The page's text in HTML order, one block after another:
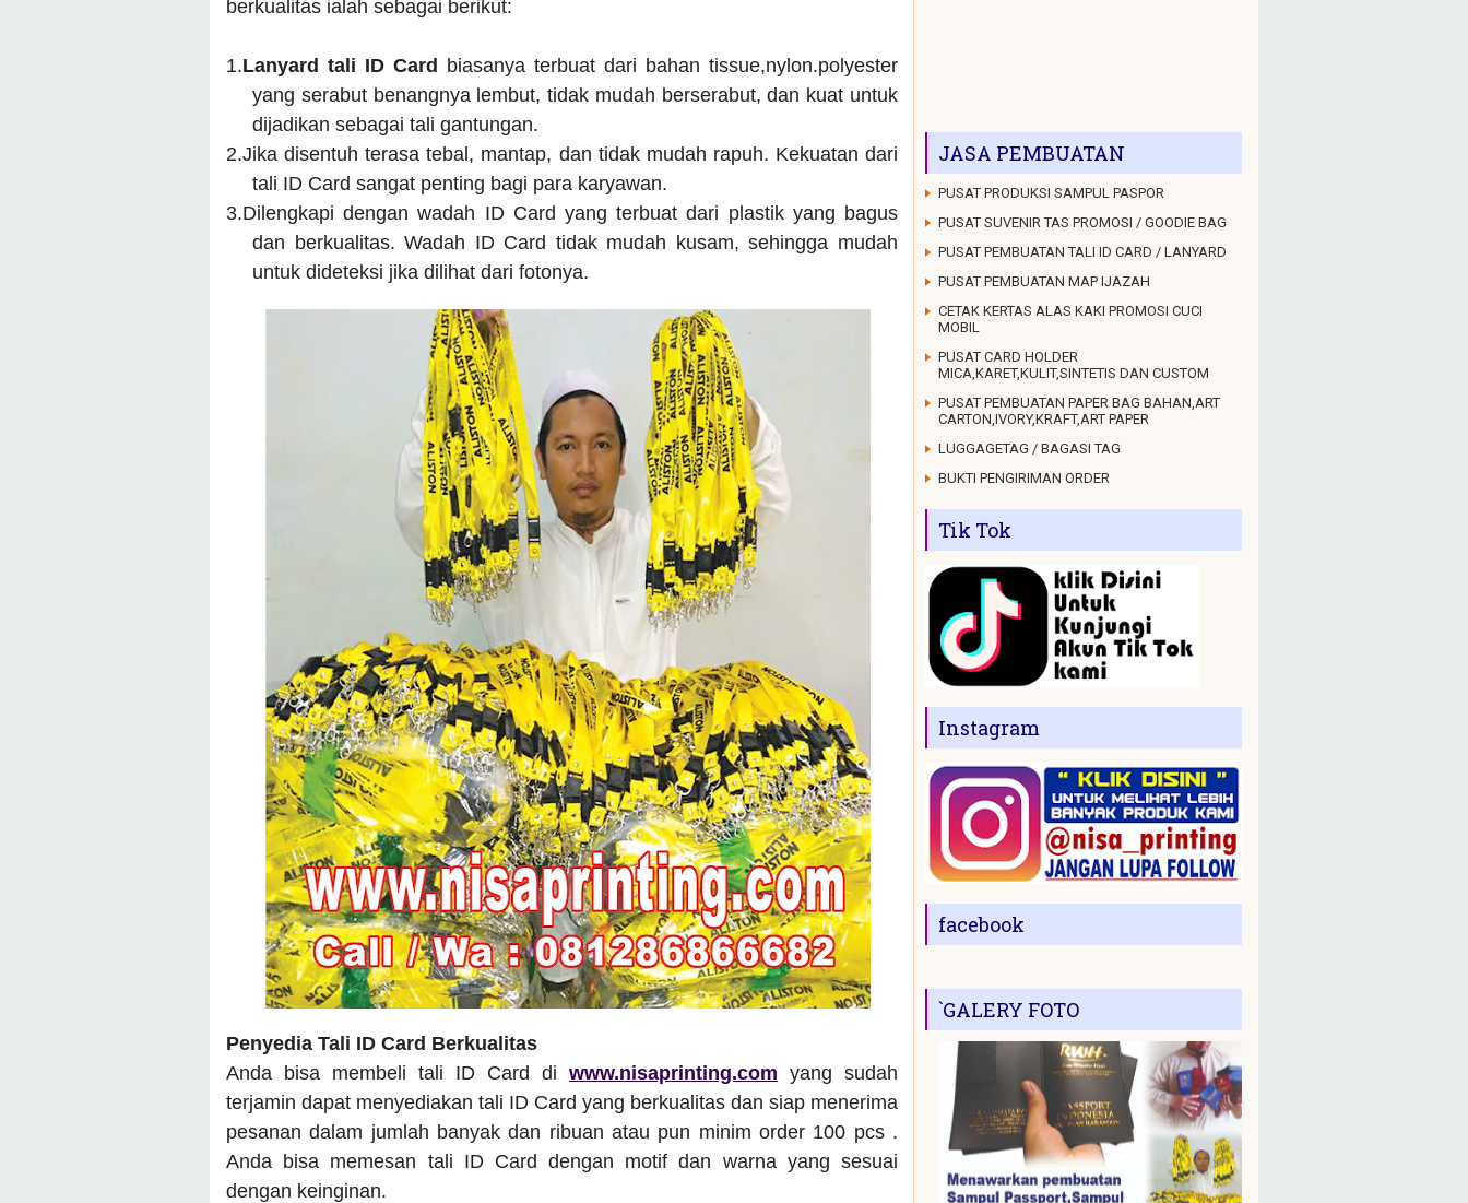
berkualitas ialah sebagai berikut:
1.Lanyard tali ID Card biasanya terbuat dari bahan tissue,nylon.polyester
yang serabut benangnya lembut, tidak mudah berserabut, dan kuat untuk
dijadikan sebagai tali gantungan.
2.Jika disentuh terasa tebal, mantap, dan tidak mudah rapuh. Kekuatan dari
tali ID Card sangat penting bagi para karyawan.
3.Dilengkapi dengan wadah ID Card yang terbuat dari plastik yang bagus
dan berkualitas. Wadah ID Card tidak mudah kusam, sehingga mudah
untuk dideteksi jika dilihat dari fotonya.
Penyedia Tali ID Card Berkualitas
Anda bisa membeli tali ID Card di www.nisaprinting.com yang sudah
terjamin dapat menyediakan tali ID Card yang berkualitas dan siap menerima
pesanan dalam jumlah banyak dan ribuan atau pun minim order 100 pcs .
Anda bisa memesan tali ID Card dengan motif dan warna yang sesuai
dengan keinginan.
JASA PEMBUATAN
PUSAT PRODUKSI SAMPUL PASPOR
PUSAT SUVENIR TAS PROMOSI / GOODIE BAG
PUSAT PEMBUATAN TALI ID CARD / LANYARD
PUSAT PEMBUATAN MAP IJAZAH
CETAK KERTAS ALAS KAKI PROMOSI CUCI
MOBIL
PUSAT CARD HOLDER
MICA,KARET,KULIT,SINTETIS DAN CUSTOM
PUSAT PEMBUATAN PAPER BAG BAHAN,ART
CARTON,IVORY,KRAFT,ART PAPER
LUGGAGETAG / BAGASI TAG
BUKTI PENGIRIMAN ORDER
Tik Tok
Instagram
facebook
`GALERY FOTO